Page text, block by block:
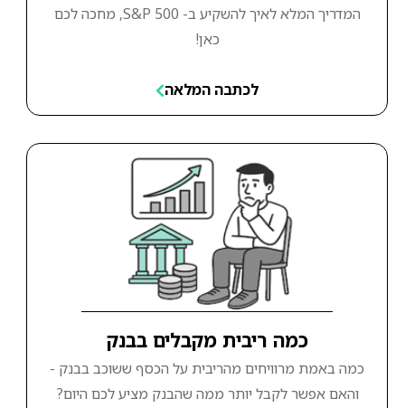
המדריך המלא לאיך להשקיע ב- S&P 500, מחכה לכם
כאן!
לכתבה המלאה
כמה ריבית מקבלים בבנק
כמה באמת מרוויחים מהריבית על הכסף ששוכב בבנק -
והאם אפשר לקבל יותר ממה שהבנק מציע לכם היום?